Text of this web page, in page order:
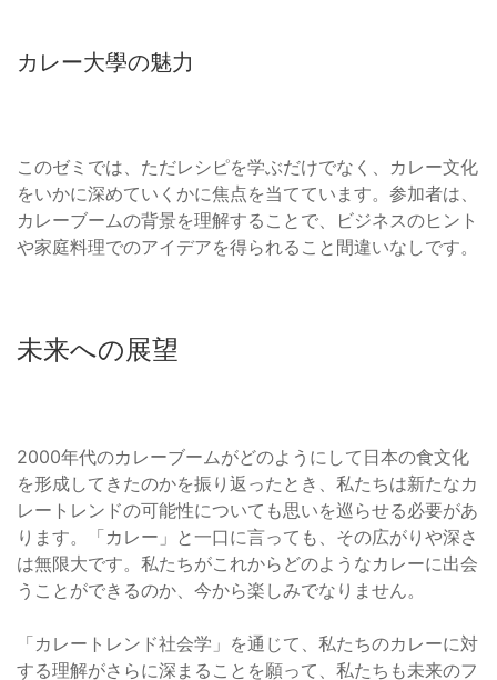
カレー大學の魅力
このゼミでは、ただレシピを学ぶだけでなく、カレー文化
をいかに深めていくかに焦点を当てています。参加者は、
カレーブームの背景を理解することで、ビジネスのヒント
や家庭料理でのアイデアを得られること間違いなしです。
未来への展望
2000年代のカレーブームがどのようにして日本の食文化
を形成してきたのかを振り返ったとき、私たちは新たなカ
レートレンドの可能性についても思いを巡らせる必要があ
ります。「カレー」と一口に言っても、その広がりや深さ
は無限大です。私たちがこれからどのようなカレーに出会
うことができるのか、今から楽しみでなりません。
「カレートレンド社会学」を通じて、私たちのカレーに対
する理解がさらに深まることを願って、私たちも未来のフ